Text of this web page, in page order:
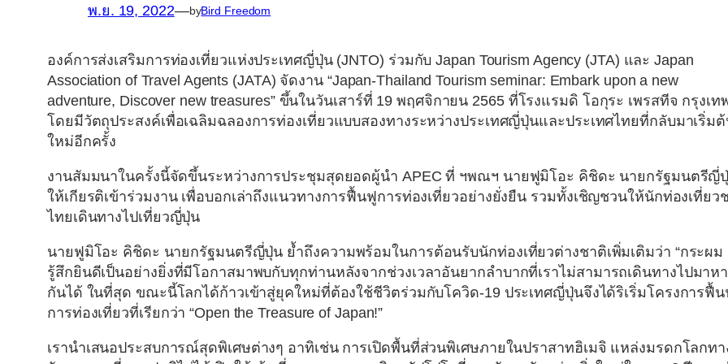
พ.ย. 19, 2022—byBird Freedom
องค์การส่งเสริมการท่องเที่ยวแห่งประเทศญี่ปุ่น (JNTO) ร่วมกับJapan Tourism Agency (JTA) และJapan
Association of Travel Agents (JATA) จัดงาน “Japan-Thailand Tourism seminar: Embark upon a new
adventure, Discover new treasures”ขึ้นในวันเสาร์ที่ 19 พฤศจิกายน 2565 ที่โรงแรมดิ โอกุระ เพรสทีจ กรุงเท
โดยมีวัตถุประสงค์เพื่อเฉลิมฉลองการท่องเที่ยวแบบสองทางระหว่างประเทศญี่ปุ่นและประเทศไทยที่กลับมาเริ่ม
ใหม่อีกครั้ง
งานสัมมนาในครั้งนี้จัดขึ้นระหว่างการประชุมสุดยอดผู้นำ APEC ที่ ฯพณฯ นายฟูมิโอะ คิชิดะ นายกรัฐมนตรีญี่
ให้เกียรติเข้าร่วมงาน เพื่อบอกเล่าถึงแนวทางการฟื้นฟูการท่องเที่ยวอย่างยั่งยืน รวมทั้งเชิญชวนให้นักท่องเที่ยว
ไทยเดินทางไปเที่ยวญี่ปุ่น
นายฟูมิโอะ คิชิดะ นายกรัฐมนตรีญี่ปุ่น ย้ำถึงความพร้อมในการต้อนรับนักท่องเที่ยวต่างชาติเพิ่มเติมว่า “กระผม
รู้สึกยินดีเป็นอย่างยิ่งที่มีโอกาสมาพบกับทุกท่านหลังจากช่วงเวลาอันยากลำบากที่เราไม่สามารถเดินทางไปมาห
กันได้ ในที่สุด ขณะนี้โลกได้ก้าวเข้าสู่ยุคใหม่ที่ต้องใช้ชีวิตร่วมกับโควิด-19 ประเทศญี่ปุ่นจึงได้ริเริ่มโครงการฟื้
การท่องเที่ยวที่เรียกว่า “Open the Treasure of Japan!”
เรานำเสนอประสบการณ์สุดพิเศษต่างๆ อาทิเช่น การเปิดพื้นที่ส่วนพิเศษภายในปราสาทฮิเมจิ แหล่งมรดกโลกทา